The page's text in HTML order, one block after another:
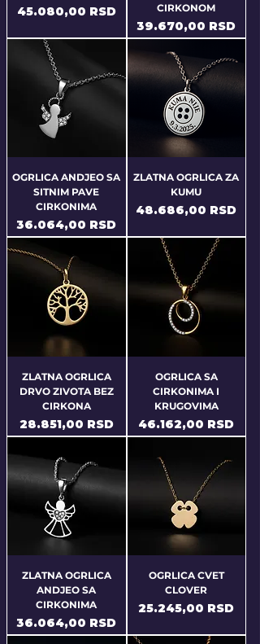
Price
45.080,00 RSD
CIRKONOM
Price
39.670,00 RSD
OGRLICA ANDJEO SA
SITNIM PAVE
CIRKONIMA
Price
36.064,00 RSD
ZLATNA OGRLICA ZA
KUMU
Price
48.686,00 RSD
ZLATNA OGRLICA
DRVO ZIVOTA BEZ
CIRKONA
Price
28.851,00 RSD
OGRLICA SA
CIRKONIMA I
KRUGOVIMA
Price
46.162,00 RSD
ZLATNA OGRLICA
ANDJEO SA
CIRKONIMA
Price
36.064,00 RSD
OGRLICA CVET
CLOVER
Price
25.245,00 RSD